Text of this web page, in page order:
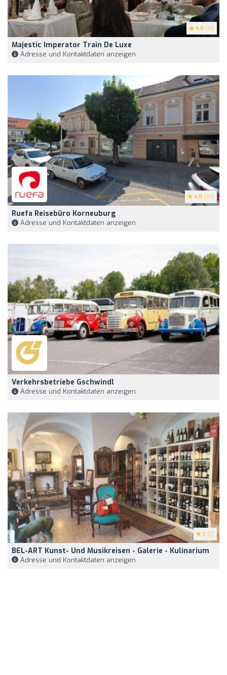
4.8 (13)
Majestic Imperator Train De Luxe
Adresse und Kontaktdaten anzeigen
4.8 (30)
Ruefa Reisebüro Korneuburg
Adresse und Kontaktdaten anzeigen
Verkehrsbetriebe Gschwindl
Adresse und Kontaktdaten anzeigen
5 (2)
BEL-ART Kunst- Und Musikreisen - Galerie - Kulinarium
Adresse und Kontaktdaten anzeigen